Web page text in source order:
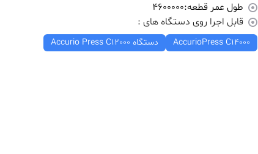
طول عمر قطعه:4600000
قابل اجرا روی دستگاه های :
AccurioPress C14000 دستگاه Accurio Press C12000